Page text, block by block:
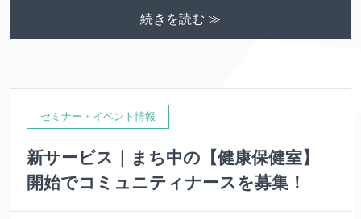
続きを読む ≫
セミナー・イベント情報
新サービス｜まち中の【健康保健室】
開始でコミュニティナースを募集！